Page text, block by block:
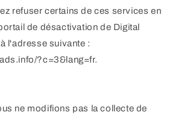
refuser certains de ces services en
de désactivation de Digital
l'adresse suivante :
?c=3&lang=fr.
ne modifions pas la collecte de